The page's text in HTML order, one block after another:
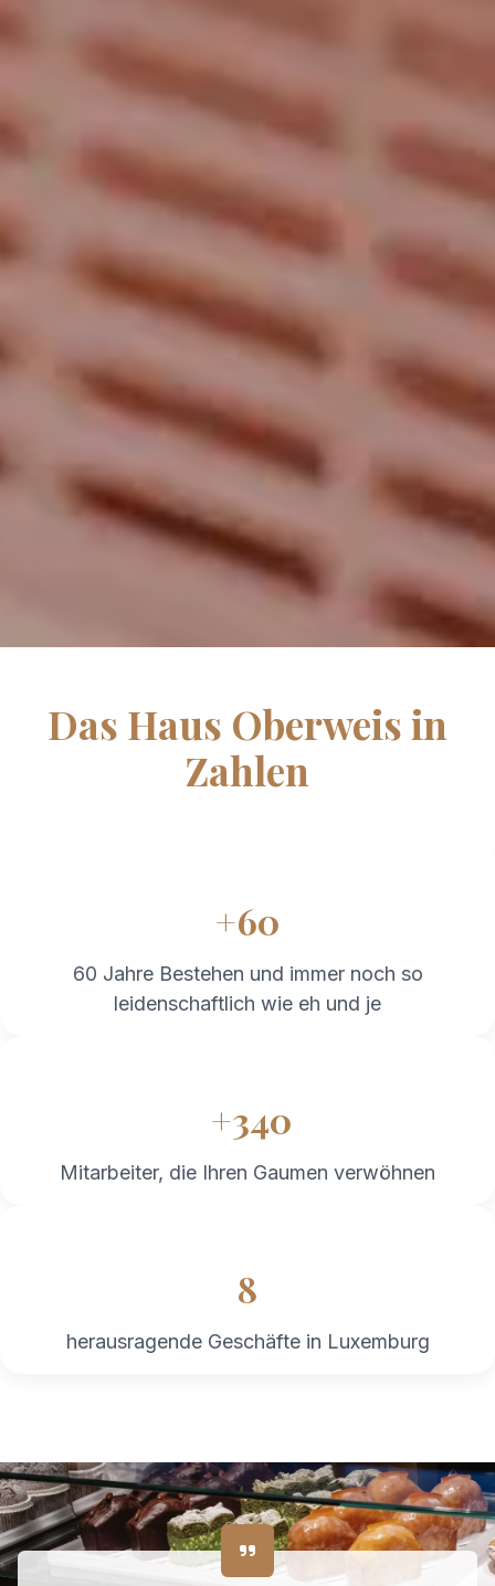
Das Haus Oberweis in
Zahlen
+60
60 Jahre Bestehen und immer noch so
leidenschaftlich wie eh und je
+340
Mitarbeiter, die Ihren Gaumen verwöhnen
​8
herausragende Geschäfte in Luxemburg